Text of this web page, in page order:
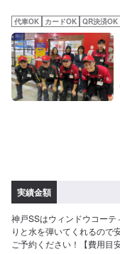
代車OK カードOK QR決済OK
実績金額
神戸SSはウィンドウコー
りと水を弾いてくれるので
ご予約ください！【費用目